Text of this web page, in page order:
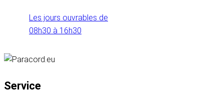
Les jours ouvrables de
08h30 à 16h30
Service